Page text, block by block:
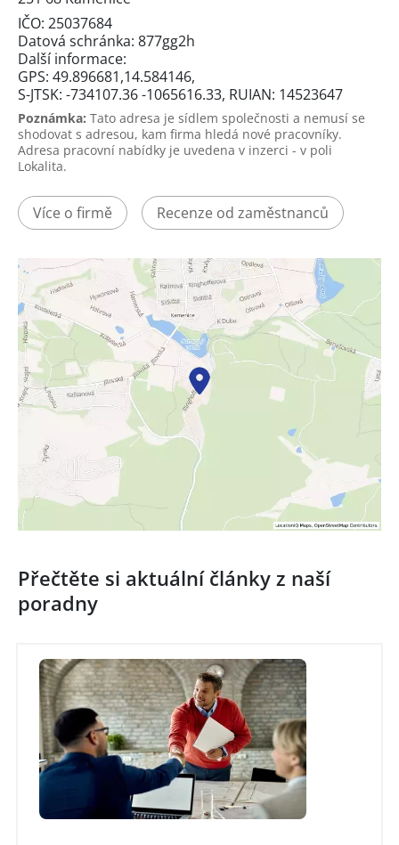
IČO: 25037684
Datová schránka: 877gg2h
Další informace:
GPS: 49.896681,14.584146,
S-JTSK: -734107.36 -1065616.33, RUIAN: 14523647
Poznámka: Tato adresa je sídlem společnosti a nemusí se
shodovat s adresou, kam firma hledá nové pracovníky.
Adresa pracovní nabídky je uvedena v inzerci - v poli
Lokalita.
Více o firmě Recenze od zaměstnanců
Přečtěte si aktuální články z naší
poradny